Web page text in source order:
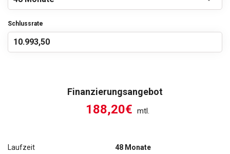
Schlussrate
Finanzierungsangebot
188,20€ mtl.
Laufzeit 48 Monate